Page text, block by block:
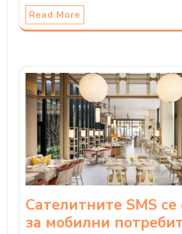
Read More
Сателитните SMS се
за мобилни